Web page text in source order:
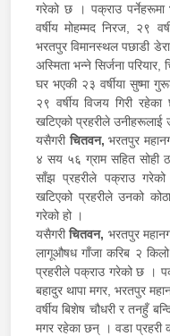
गरेको छ । पक्राउ पर्नेहरूमा
वर्षीय मोहम्मद निरज, २९
भरतपुर विमानस्थल पछाडी
अस्मिता भन्ने सिर्जना
घर भएकी २३ वर्षीया सुष्मा
२९ वर्षीय विजय गिरी
खटिएको प्रहरीले उनीहरूलाई
यसैगरीचितवन, भरतपुर
४ सय ५६ ग्राम सहित सोही
साँझ प्रहरीले पक्राउ
खटिएको प्रहरीले उनको
गरेको हो ।
यसैगरीचितवन, भरतपुर
लागूऔषध गाँजा करिब २
प्रहरीले पक्राउ गरेको छ ।
बहादुर थापा मगर, भरतपुर
वर्षीय बिशेष चौधरी र तनहुँ
मगर रहेका छन् । वडा प्रहरी